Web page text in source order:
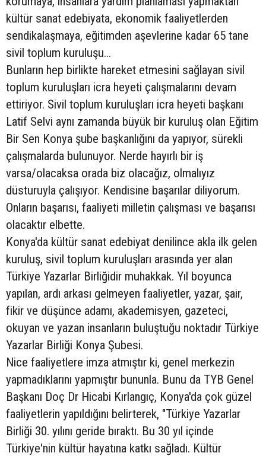
kültür sanat edebiyata, ekonomik faaliyetlerden
sendikalaşmaya, eğitimden aşevlerine kadar 65 tane
sivil toplum kuruluşu...
Bunların hep birlikte hareket etmesini sağlayan sivil
toplum kuruluşları icra heyeti çalışmalarını devam
ettiriyor. Sivil toplum kuruluşları icra heyeti başkanı
Latif Selvi aynı zamanda büyük bir kuruluş olan Eğitim
Bir Sen Konya şube başkanlığını da yapıyor, sürekli
çalışmalarda bulunuyor. Nerde hayırlı bir iş
varsa/olacaksa orada biz olacağız, olmalıyız
düsturuyla çalışıyor. Kendisine başarılar diliyorum.
Onların başarısı, faaliyeti milletin çalışması ve başarısı
olacaktır elbette.
Konya'da kültür sanat edebiyat denilince akla ilk gelen
kuruluş, sivil toplum kuruluşları arasında yer alan
Türkiye Yazarlar Birliğidir muhakkak. Yıl boyunca
yapılan, ardı arkası gelmeyen faaliyetler, yazar, şair,
fikir ve düşünce adamı, akademisyen, gazeteci,
okuyan ve yazan insanların buluştuğu noktadır Türkiye
Yazarlar Birliği Konya Şubesi.
Nice faaliyetlere imza atmıştır ki, genel merkezin
yapmadıklarını yapmıştır bununla. Bunu da TYB Genel
Başkanı Doç Dr Hicabi Kırlangıç, Konya'da çok güzel
faaliyetlerin yapıldığını belirterek, "Türkiye Yazarlar
Birliği 30. yılını geride bıraktı. Bu 30 yıl içinde
Türkiye'nin kültür hayatına katkı sağladı. Kültür